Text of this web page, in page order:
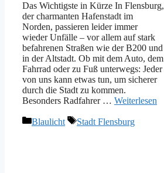
Das Wichtigste in Kürze In Flensburg,
der charmanten Hafenstadt im
Norden, passieren leider immer
wieder Unfälle – vor allem auf stark
befahrenen Straßen wie der B200 und
in der Altstadt. Ob mit dem Auto, dem
Fahrrad oder zu Fuß unterwegs: Jeder
von uns kann etwas tun, um sicherer
durch die Stadt zu kommen.
Besonders Radfahrer … Weiterlesen
Kategorien
Blaulicht Schlagwörter
Stadt Flensburg